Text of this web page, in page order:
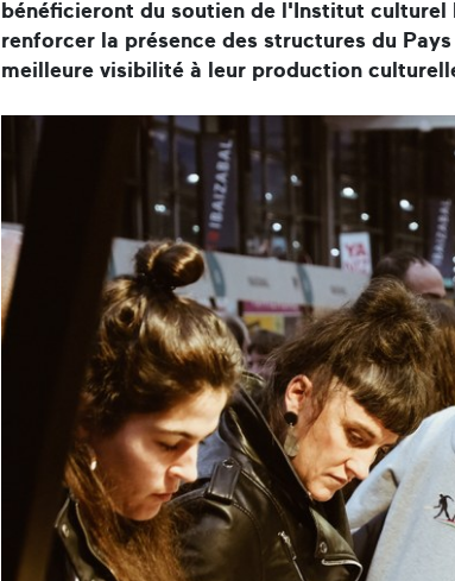
bénéficieront du soutien de l'Institut culturel
renforcer la présence des structures du
meilleure visibilité à leur production